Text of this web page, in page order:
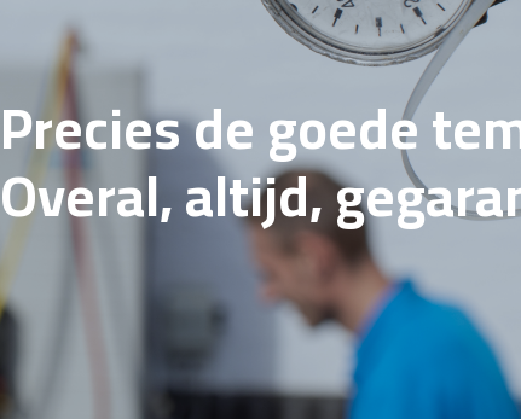
Precies de goede
Overal, altijd,